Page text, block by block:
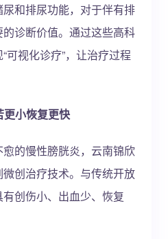
和排尿功能，对于伴有排
诊断价值。通过这些高科
可视化诊疗”，让治疗过程
更小恢复更快
的慢性膀胱炎，云南锦欣
创治疗技术。与传统开放
创伤小、出血少、恢复